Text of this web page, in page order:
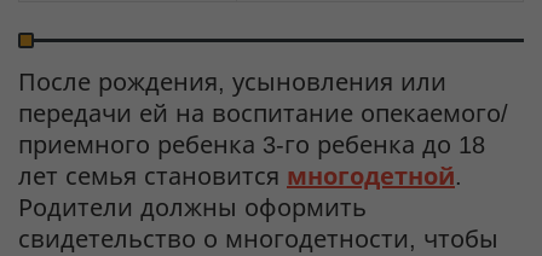
После рождения, усыновления или
передачи ей на воспитание опекаемого/
приемного ребенка 3-го ребенка до 18
лет семья становится многодетной.
Родители должны оформить
свидетельство о многодетности, чтобы